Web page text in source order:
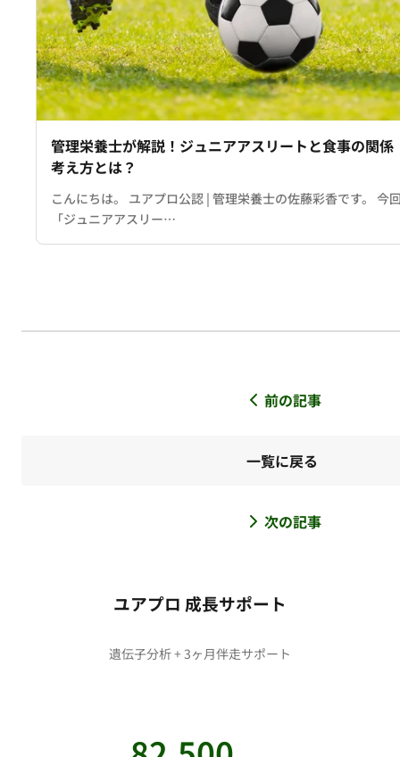
管理栄養士が解説！ジュニアアスリートと食事の関係
考え方とは？
こんにちは。 ユアプロ公認 | 管理栄養士の佐藤彩香です。 今
「ジュニアアスリー…
前の記事
一覧に戻る
次の記事
ユアプロ 成長サポート
遺伝子分析 + 3ヶ月伴走サポート